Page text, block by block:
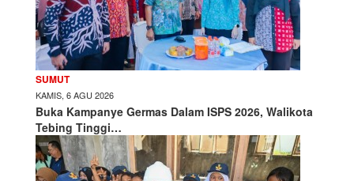
SUMUT
KAMIS, 6 AGU 2026
Buka Kampanye Germas Dalam ISPS 2026, Walikota
Tebing Tinggi…